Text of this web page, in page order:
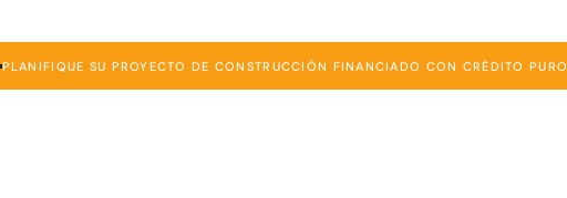
PLANIFIQUE SU PROYECTO DE CONSTRUCCIÓN FINANCIADO CON CRÉDITO PURO